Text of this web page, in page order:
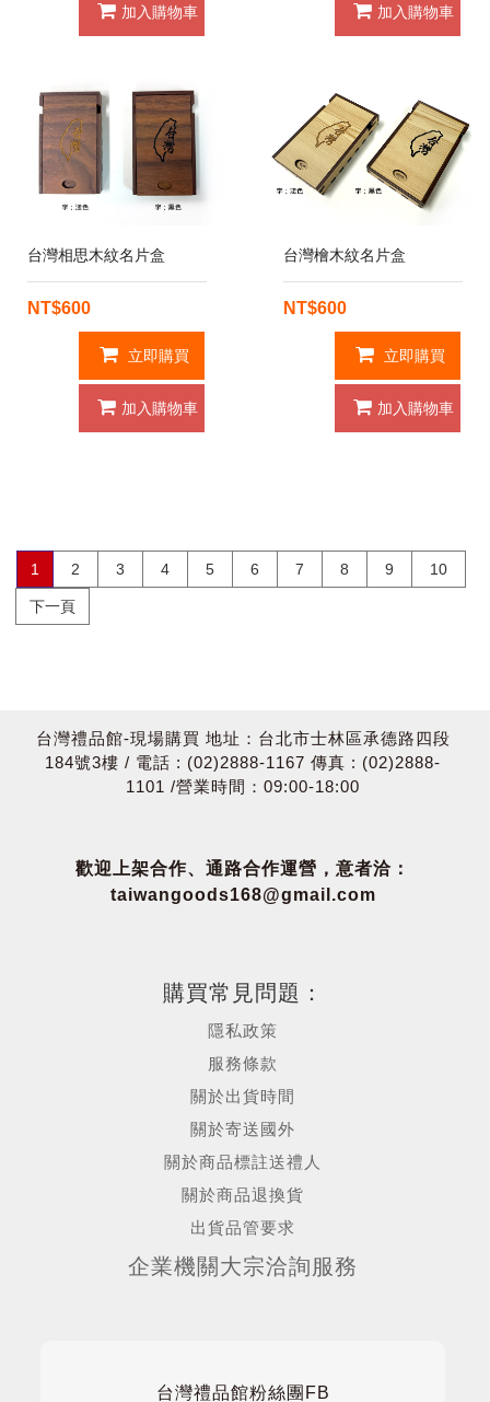
加入購物車 加入購物車
台灣相思木紋名片盒
NT$600
立即購買
加入購物車
台灣檜木紋名片盒
NT$600
立即購買
加入購物車
1 2 3 4 5 6 7 8 9 10
下一頁
台灣禮品館-現場購買 地址：台北市士林區承德路四段
184號3樓 / 電話 : (02)2888-1167 傳真 : (02)2888-
1101 /營業時間：09:00-18:00
歡迎上架合作、通路合作運營，意者洽：
taiwangoods168@gmail.com
購買常見問題：
隱私政策
服務條款
關於出貨時間
關於寄送國外
關於商品標註送禮人
關於商品退換貨
出貨品管要求
企業機關大宗洽詢服務
台灣禮品館粉絲團FB